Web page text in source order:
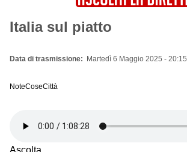
Italia sul piatto
Data di trasmissione Martedì 6 Maggio 2025 - 20:15
NoteCoseCittà